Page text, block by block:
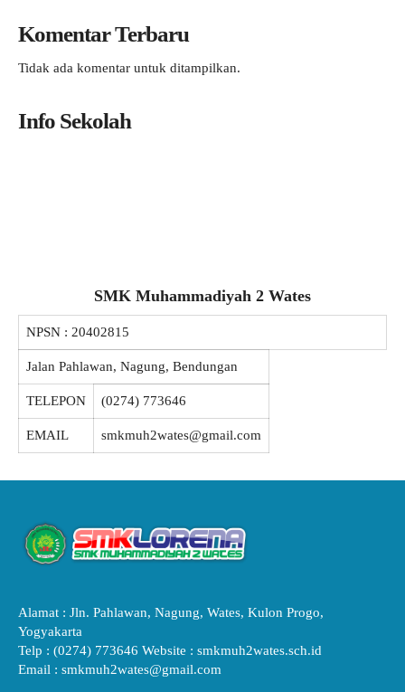
Komentar Terbaru
Tidak ada komentar untuk ditampilkan.
Info Sekolah
SMK Muhammadiyah 2 Wates
NPSN : 20402815
Jalan Pahlawan, Nagung, Bendungan
TELEPON (0274) 773646
EMAIL smkmuh2wates@gmail.com
Alamat : Jln. Pahlawan, Nagung, Wates, Kulon Progo,
Yogyakarta
Telp : (0274) 773646 Website : smkmuh2wates.sch.id
Email : smkmuh2wates@gmail.com